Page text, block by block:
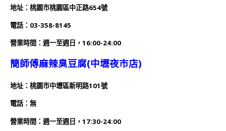
地址：桃園市桃園區中正路654號
電話：03-358-8145
營業時間： 週一至週日， 16:00-24:00
簡師傅麻辣臭豆腐(中壢夜市店)
地址：桃園市中壢區新明路101號
電話：無
營業時間： 週一至週日， 17:30-24:00